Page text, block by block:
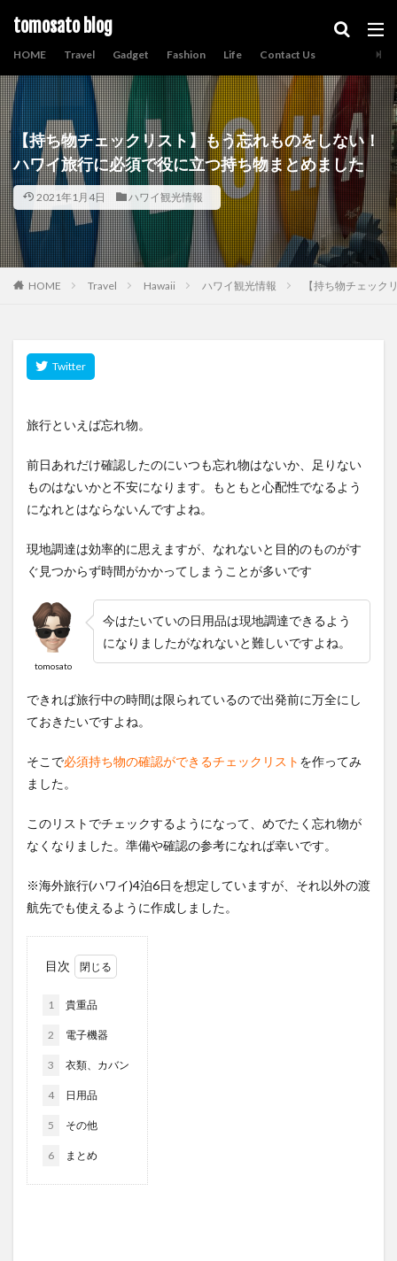
tomosato blog
HOME Travel Gadget Fashion Life Contact Us
【持ち物チェックリスト】もう忘れものをしない！
ハワイ旅行に必須で役に立つ持ち物まとめました
2021年1月4日 ハワイ観光情報
HOME Travel Hawaii ハワイ観光情報 【持ち物チェッ
旅行といえば忘れ物。
前日あれだけ確認したのにいつも忘れ物はないか、足りない
ものはないかと不安になります。もともと心配性でなるよう
になれとはならないんですよね。
現地調達は効率的に思えますが、なれないと目的のものがす
ぐ見つからず時間がかかってしまうことが多いです
tomosato
今はたいていの日用品は現地調達できるよう
になりましたがなれないと難しいですよね。
できれば旅行中の時間は限られているので出発前に万全にし
ておきたいですよね。
そこで必須持ち物の確認ができるチェックリスト を作ってみ
ました。
このリストでチェックするようになって、めでたく忘れ物が
なくなりました。準備や確認の参考になれば幸いです。
※海外旅行(ハワイ)4泊6日を想定していますが、それ以外の渡
航先でも使えるように作成しました。
目次
1 貴重品
2 電子機器
3 衣類、カバン
4 日用品
5 その他
6 まとめ